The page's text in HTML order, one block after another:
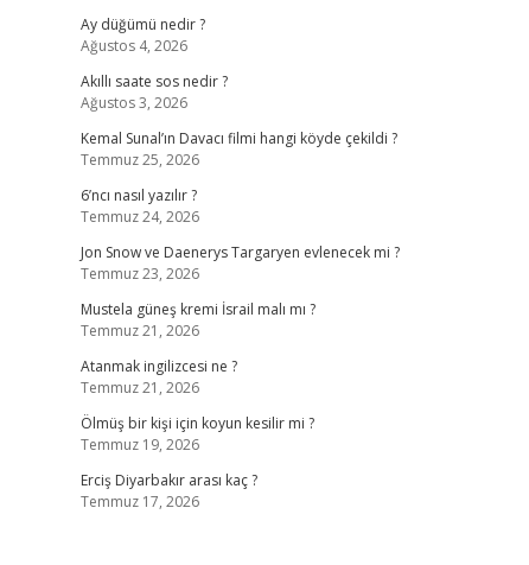
Ay düğümü nedir ?
Ağustos 4, 2026
Akıllı saate sos nedir ?
Ağustos 3, 2026
Kemal Sunal’ın Davacı filmi hangi köyde çekildi ?
Temmuz 25, 2026
6’ncı nasıl yazılır ?
Temmuz 24, 2026
Jon Snow ve Daenerys Targaryen evlenecek mi ?
Temmuz 23, 2026
Mustela güneş kremi İsrail malı mı ?
Temmuz 21, 2026
Atanmak ingilizcesi ne ?
Temmuz 21, 2026
Ölmüş bir kişi için koyun kesilir mi ?
Temmuz 19, 2026
Erciş Diyarbakır arası kaç ?
Temmuz 17, 2026